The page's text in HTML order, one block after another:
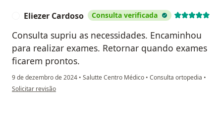
Eliezer Cardoso Consulta verificada
Consulta supriu as necessidades. Encaminhou
para realizar exames. Retornar quando exames
ficarem prontos.
9 de dezembro de 2024 • Salutte Centro Médico • Consulta ortopedia •
na opinião do utilizador Eliezer Cardoso
Solicitar revisão